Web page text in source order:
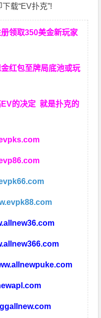
载“EV扑克”!
领取350美金新玩家
红包至牌局底池或玩
的决定就是扑克的